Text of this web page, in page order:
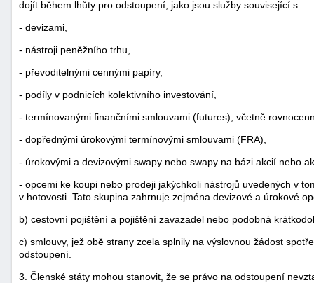
dojít během lhůty pro odstoupení, jako jsou služby související s
- devizami,
- nástroji peněžního trhu,
- převoditelnými cennými papíry,
- podíly v podnicích kolektivního investování,
- termínovanými finančními smlouvami (futures), včetně
- dopřednými úrokovými termínovými smlouvami (FRA),
- úrokovými a devizovými swapy nebo swapy na bázi akcií nebo
- opcemi ke koupi nebo prodeji jakýchkoli nástrojů uvedených v
v hotovosti. Tato skupina zahrnuje zejména devizové a úrokové
b) cestovní pojištění a pojištění zavazadel nebo podobná
c) smlouvy, jež obě strany zcela splnily na výslovnou žádost
odstoupení.
3. Členské státy mohou stanovit, že se právo na odstoupení